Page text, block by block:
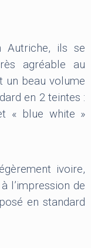
ils se
agréable au
un beau volume
en 2 teintes :
« blue white »
ivoire,
l’impression de
en standard